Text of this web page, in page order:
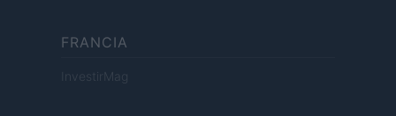
FRANCIA
InvestirMag